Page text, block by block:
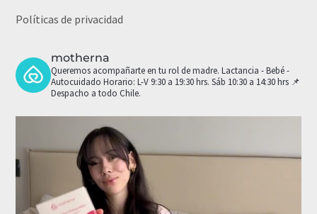
Políticas de privacidad
motherna
Queremos acompañarte en tu rol de madre. Lactancia - Bebé -
Autocuidado Horario: L-V 9:30 a 19:30 hrs. Sáb 10:30 a 14:30 hrs 📌
Despacho a todo Chile.